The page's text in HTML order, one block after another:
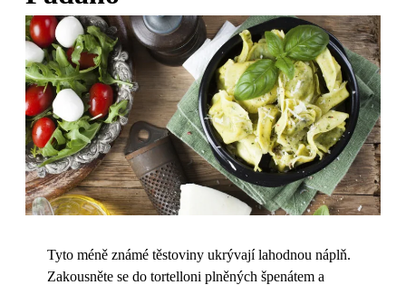
Tyto méně známé těstoviny ukrývají lahodnou náplň.
Zakousněte se do tortelloni plněných špenátem a